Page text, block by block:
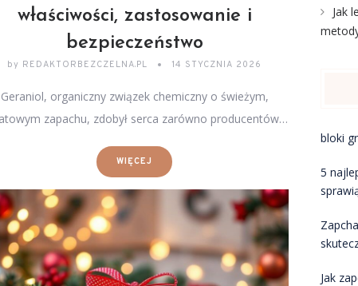
właściwości, zastosowanie i
bezpieczeństwo
by REDAKTORBEZCZELNA.PL 14 STYCZNIA 2026
Geraniol, organiczny związek chemiczny o świeżym,
zapachu, zdobył serca zarówno producentów…
WIĘCEJ
Jak
bloki
5
Jak